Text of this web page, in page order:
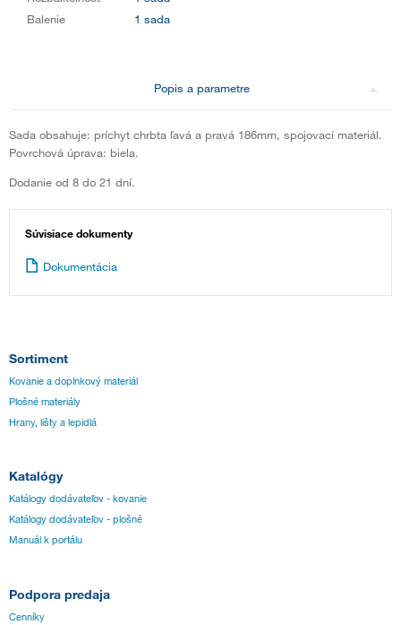
Balenie
1 sada
Popis a parametre
Sada obsahuje: príchyt chrbta ľavá a pravá 186mm, spojovací materiál.
Povrchová úprava: biela.
Dodanie od 8 do 21 dní.
Súvisiace dokumenty
Dokumentácia
Sortiment
Kovanie a doplnkový materiál
Plošné materiály
Hrany, lišty a lepidlá
Katalógy
Katálogy dodávateľov - kovanie
Katálogy dodávateľov - plošné
Manuál k portálu
Podpora predaja
Cenníky